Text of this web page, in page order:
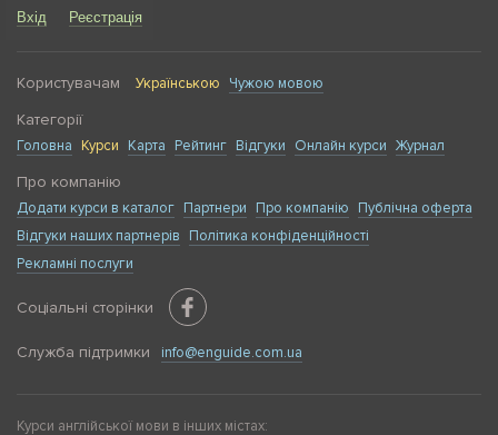
Вхід Реєстрація
Користувачам Українською Чужою мовою
Категорії
Головна Курси Карта Рейтинг Відгуки Онлайн курси Журнал
Про компанію
Додати курси в каталог Партнери Про компанію
Публічна оферта
Відгуки наших партнерів
Політика конфіденційності
Рекламні послуги
Соціальні сторінки
Служба підтримки info@enguide.com.ua
Курси англійської мови в інших містах: